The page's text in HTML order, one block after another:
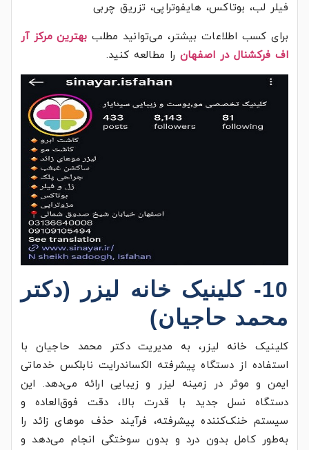
فیلر لب، بوتاکس، هایفوتراپی، تزریق چربی
برای کسب اطلاعات بیشتر، می‌توانید مطلب بهترین مرکز آر
اف فرکشنال در اصفهان را مطالعه کنید.
10- کلینیک خانه لیزر (دکتر
محمد حاجیان)
کلینیک خانه لیزر، به مدیریت دکتر محمد حاجیان با
استفاده از دستگاه پیشرفته الکساندرایت نابلکس خدماتی
ایمن و موثر در زمینه لیزر و زیبایی ارائه می‌دهد. این
دستگاه نسل جدید با قدرت بالا، دقت فوق‌العاده و
سیستم خنک‌کننده پیشرفته، فرآیند حذف موهای زائد را
به‌طور کامل بدون درد و بدون سوختگی انجام می‌دهد و